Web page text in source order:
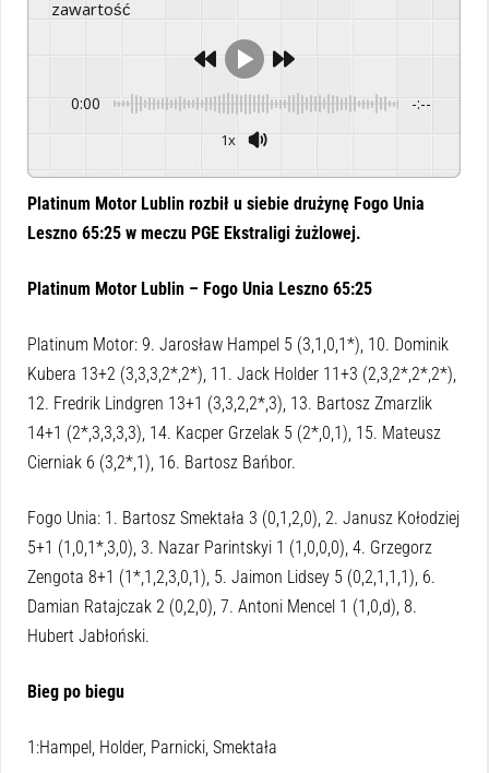
zawartość
0:00 -:--
1x
Platinum Motor Lublin rozbił u siebie drużynę Fogo Unia
Leszno 65:25 w meczu PGE Ekstraligi żużlowej.
Platinum Motor Lublin – Fogo Unia Leszno 65:25
Platinum Motor: 9. Jarosław Hampel 5 (3,1,0,1*), 10. Dominik
Kubera 13+2 (3,3,3,2*,2*), 11. Jack Holder 11+3 (2,3,2*,2*,2*),
12. Fredrik Lindgren 13+1 (3,3,2,2*,3), 13. Bartosz Zmarzlik
14+1 (2*,3,3,3,3), 14. Kacper Grzelak 5 (2*,0,1), 15. Mateusz
Cierniak 6 (3,2*,1), 16. Bartosz Bańbor.
Fogo Unia: 1. Bartosz Smektała 3 (0,1,2,0), 2. Janusz Kołodziej
5+1 (1,0,1*,3,0), 3. Nazar Parintskyi 1 (1,0,0,0), 4. Grzegorz
Zengota 8+1 (1*,1,2,3,0,1), 5. Jaimon Lidsey 5 (0,2,1,1,1), 6.
Damian Ratajczak 2 (0,2,0), 7. Antoni Mencel 1 (1,0,d), 8.
Hubert Jabłoński.
Bieg po biegu
1:Hampel, Holder, Parnicki, Smektała